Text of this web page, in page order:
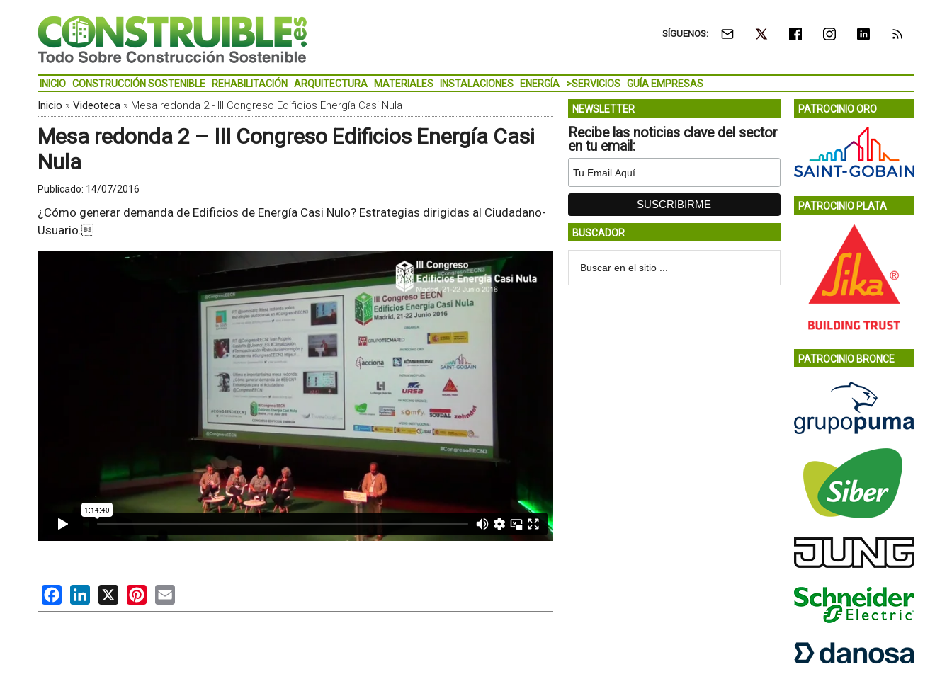
SÍGUENOS:
INICIO CONSTRUCCIÓN SOSTENIBLE REHABILITACIÓN ARQUITECTURA MATERIALES INSTALACIONES ENERGÍA >SERVICIOS GUÍA EMPRESAS
Inicio » Videoteca» Mesa redonda 2 - III Congreso Edificios Energía Casi Nula
Mesa redonda 2 – III Congreso Edificios Energía Casi
Nula
Publicado: 14/07/2016
¿Cómo generar demanda de Edificios de Energía Casi Nulo? Estrategias dirigidas al Ciudadano-
Usuario.
FacebookLinkedIn
X PinterestEmail
NEWSLETTER
Recibe las noticias clave del sector
en tu email:
BUSCADOR
PATROCINIO ORO
PATROCINIO PLATA
PATROCINIO BRONCE